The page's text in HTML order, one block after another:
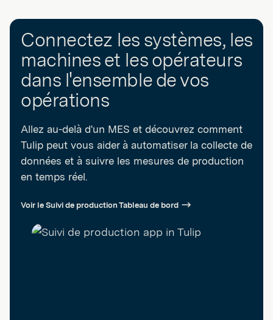
Connectez les systèmes, les
machines et les opérateurs
dans l'ensemble de vos
opérations
Allez au-delà d'un MES et découvrez comment
Tulip peut vous aider à automatiser la collecte de
données et à suivre les mesures de production
en temps réel.
Voir le Suivi de production Tableau de bord